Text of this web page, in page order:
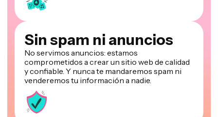
Sin spam ni anuncios
No servimos anuncios: estamos
comprometidos a crear un sitio web de calidad
y confiable. Y nunca te mandaremos spam ni
venderemos tu información a nadie.